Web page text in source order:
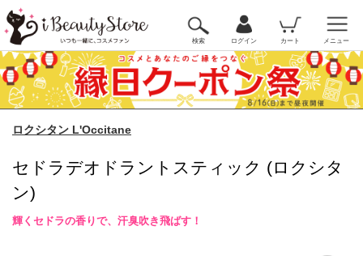
検索 ログイン カート メニュー
ロクシタン L'Occitane
セドラデオドラントスティック (ロクシタ
ン)
輝くセドラの香りで、汗臭吹き飛ばす！